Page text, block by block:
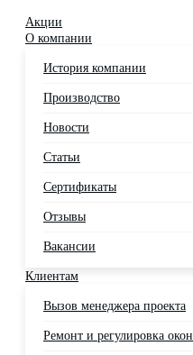
Акции
О компании
История компании
Производство
Новости
Статьи
Сертификаты
Отзывы
Вакансии
Клиентам
Вызов менеджера проекта
Ремонт и регулировка окон